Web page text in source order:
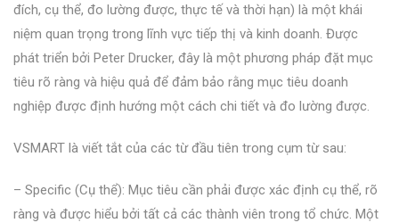
đích, cụ thể, đo lường được, thực tế và thời hạn) là một khái
niệm quan trọng trong lĩnh vực tiếp thị và kinh doanh. Được
phát triển bởi Peter Drucker, đây là một phương pháp đặt mục
tiêu rõ ràng và hiệu quả để đảm bảo rằng mục tiêu doanh
nghiệp được định hướng một cách chi tiết và đo lường được.
VSMART là viết tắt của các từ đầu tiên trong cụm từ sau:
– Specific (Cụ thể): Mục tiêu cần phải được xác định cụ thể, rõ
ràng và được hiểu bởi tất cả các thành viên trong tổ chức. Một